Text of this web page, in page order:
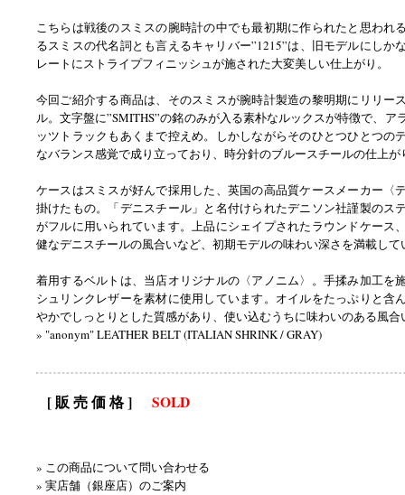
こちらは戦後のスミスの腕時計の中でも最初期に作られたと思われ
るスミスの代名詞とも言えるキャリバー”1215”は、旧モデルにしか
レートにストライプフィニッシュが施された大変美しい仕上がり。
今回ご紹介する商品は、そのスミスが腕時計製造の黎明期にリリー
ル。文字盤に”SMITHS”の銘のみが入る素朴なルックスが特徴で、ア
ッツトラックもあくまで控えめ。しかしながらそのひとつひとつの
なバランス感覚で成り立っており、時分針のブルースチールの仕上が
ケースはスミスが好んで採用した、英国の高品質ケースメーカー〈
掛けたもの。「デニスチール」と名付けられたデニソン社謹製のス
がフルに用いられています。上品にシェイプされたラウンドケース
健なデニスチールの風合いなど、初期モデルの味わい深さを満載して
着用するベルトは、当店オリジナルの〈アノニム〉。手揉み加工を
シュリンクレザーを素材に使用しています。オイルをたっぷりと含
やかでしっとりとした質感があり、使い込むうちに味わいのある風合
» "anonym" LEATHER BELT (ITALIAN SHRINK / GRAY)
[ 販 売 価 格 ] SOLD
» この商品について問い合わせる
» 実店舗（銀座店）のご案内